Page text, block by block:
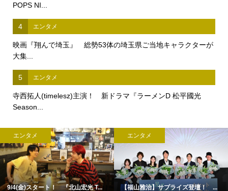
POPS NI...
4 エンタメ
映画『翔んで埼玉』 総勢53体の埼玉県ご当地キャラクターが
大集...
5 エンタメ
寺西拓人(timelesz)主演！ 新ドラマ『ラーメンD 松平國光
Season...
エンタメ
9/4(金)スタート！ 『北山宏光 T...
エンタメ
【福山雅治】サプライズ登壇！ ...